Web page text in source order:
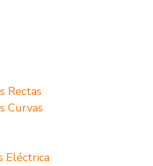
Rectas
Curvas
Eléctrica